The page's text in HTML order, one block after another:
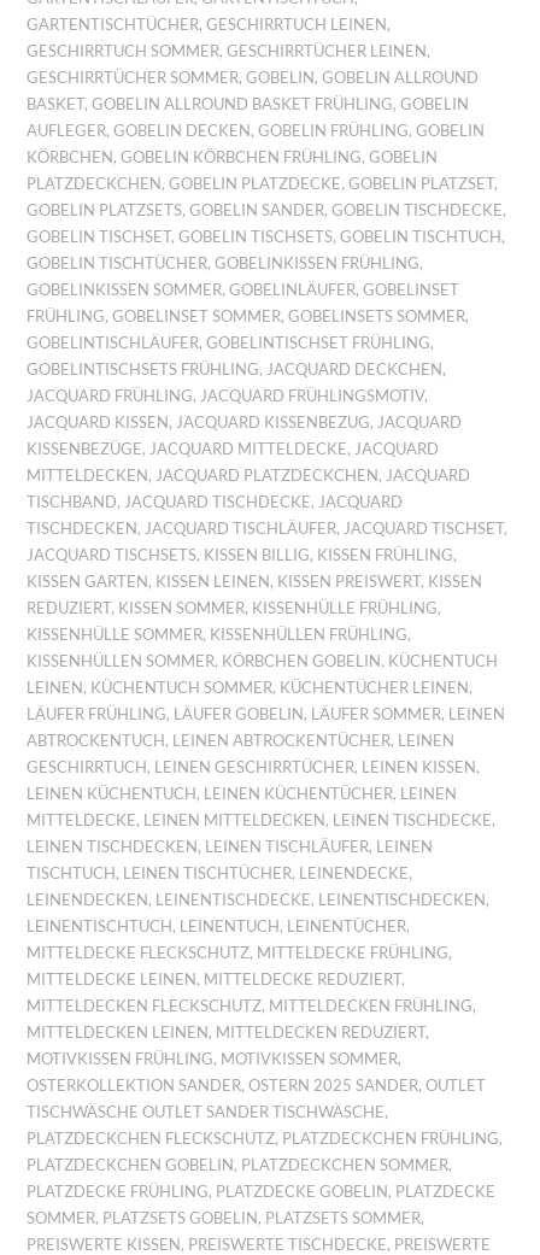
GARTENTISCHTÜCHER,GESCHIRRTUCH LEINEN ,
GESCHIRRTUCH SOMMER,GESCHIRRTÜCHER LEINEN ,
GESCHIRRTÜCHER SOMMER,GOBELIN ,GOBELIN ALLROUND
BASKET,GOBELIN ALLROUND BASKET FRÜHLING,GOBELIN
AUFLEGER,GOBELIN DECKEN ,GOBELIN FRÜHLING,GOBELIN
KÖRBCHEN ,GOBELIN KÖRBCHEN FRÜHLING,GOBELIN
PLATZDECKCHEN ,GOBELIN PLATZDECKE,GOBELIN PLATZSET,
GOBELIN PLATZSETS,GOBELIN SANDER,GOBELIN TISCHDECKE,
GOBELIN TISCHSET,GOBELIN TISCHSETS,GOBELIN TISCHTUCH ,
GOBELIN TISCHTÜCHER,GOBELINKISSEN FRÜHLING,
GOBELINKISSEN SOMMER,GOBELINLÄUFER,GOBELINSET
FRÜHLING,GOBELINSET SOMMER,GOBELINSETS SOMMER,
GOBELINTISCHLÄUFER,GOBELINTISCHSET FRÜHLING,
GOBELINTISCHSETS FRÜHLING, JACQUARD DECKCHEN ,
JACQUARD FRÜHLING, JACQUARD FRÜHLINGSMOTIV,
JACQUARD KISSEN , JACQUARD KISSENBEZUG, JACQUARD
KISSENBEZÜGE, JACQUARD MITTELDECKE, JACQUARD
MITTELDECKEN , JACQUARD PLATZDECKCHEN , JACQUARD
TISCHBAND, JACQUARD TISCHDECKE, JACQUARD
TISCHDECKEN , JACQUARD TISCHLÄUFER, JACQUARD TISCHSET,
JACQUARD TISCHSETS, KISSEN BILLIG, KISSEN FRÜHLING,
KISSEN GARTEN , KISSEN LEINEN , KISSEN PREISWERT, KISSEN
REDUZIERT, KISSEN SOMMER, KISSENHÜLLE FRÜHLING,
KISSENHÜLLE SOMMER, KISSENHÜLLEN FRÜHLING,
KISSENHÜLLEN SOMMER, KÖRBCHEN GOBELIN , KÜCHENTUCH
LEINEN , KÜCHENTUCH SOMMER, KÜCHENTÜCHER LEINEN ,
LÄUFER FRÜHLING, LÄUFER GOBELIN , LÄUFER SOMMER,
LEINEN
ABTROCKENTUCH , LEINEN ABTROCKENTÜCHER,
LEINEN
GESCHIRRTUCH , LEINEN GESCHIRRTÜCHER, LEINEN KISSEN ,
LEINEN KÜCHENTUCH , LEINEN KÜCHENTÜCHER,
LEINEN
MITTELDECKE, LEINEN MITTELDECKEN , LEINEN TISCHDECKE,
LEINEN TISCHDECKEN , LEINEN TISCHLÄUFER,
LEINEN
TISCHTUCH , LEINEN TISCHTÜCHER, LEINENDECKE,
LEINENDECKEN , LEINENTISCHDECKE, LEINENTISCHDECKEN ,
LEINENTISCHTUCH , LEINENTUCH , LEINENTÜCHER,
MITTELDECKE FLECKSCHUTZ, MITTELDECKE FRÜHLING,
MITTELDECKE LEINEN , MITTELDECKE REDUZIERT,
MITTELDECKEN FLECKSCHUTZ, MITTELDECKEN FRÜHLING,
MITTELDECKEN LEINEN , MITTELDECKEN REDUZIERT,
MOTIVKISSEN FRÜHLING, MOTIVKISSEN SOMMER,
OSTERKOLLEKTION SANDER,OSTERN 2025 SANDER,OUTLET
TISCHWÄSCHE OUTLET SANDER TISCHWÄSCHE,
PLATZDECKCHEN FLECKSCHUTZ, PLATZDECKCHEN FRÜHLING,
PLATZDECKCHEN GOBELIN , PLATZDECKCHEN SOMMER,
PLATZDECKE FRÜHLING, PLATZDECKE GOBELIN , PLATZDECKE
SOMMER, PLATZSETS GOBELIN , PLATZSETS SOMMER,
PREISWERTE KISSEN , PREISWERTE TISCHDECKE, PREISWERTE